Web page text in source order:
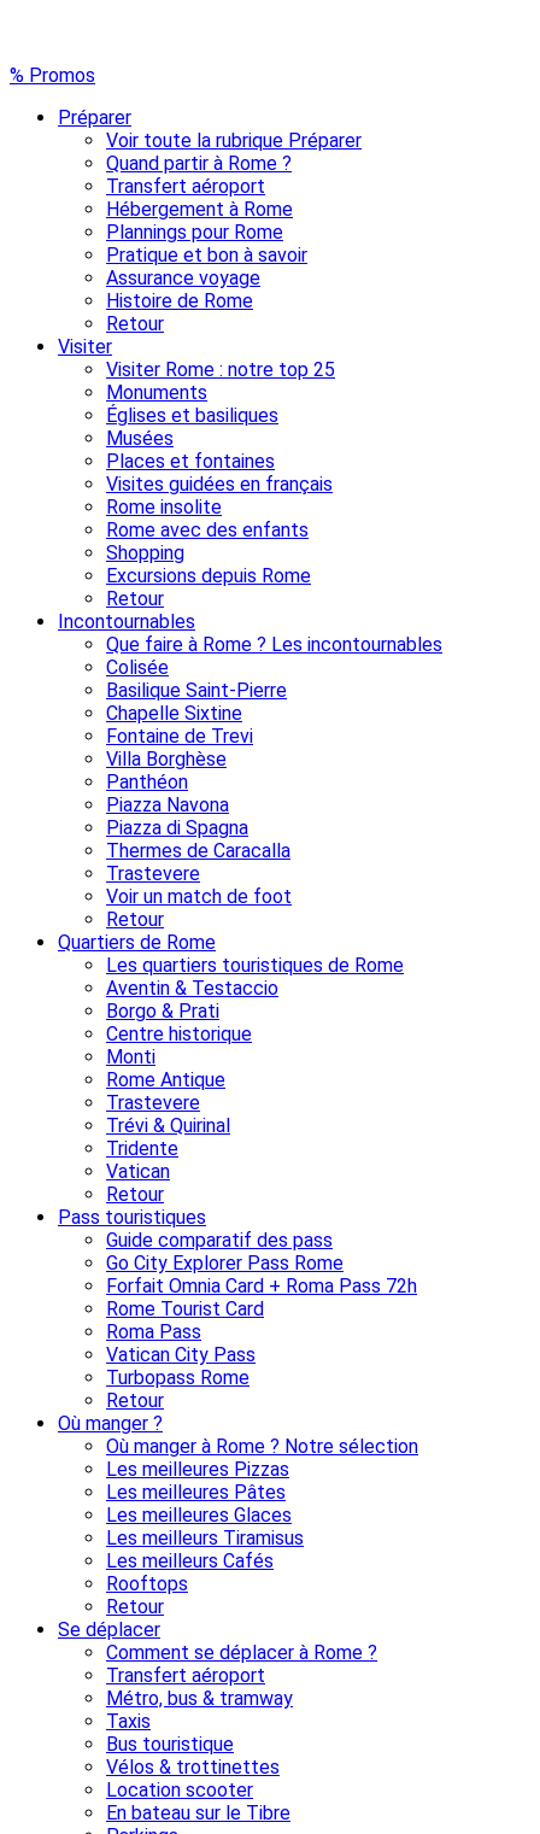
% Promos
Préparer
Voir toute la rubrique Préparer
Quand partir à Rome ?
Transfert aéroport
Hébergement à Rome
Plannings pour Rome
Pratique et bon à savoir
Assurance voyage
Histoire de Rome
Retour
Visiter
Visiter Rome : notre top 25
Monuments
Églises et basiliques
Musées
Places et fontaines
Visites guidées en français
Rome insolite
Rome avec des enfants
Shopping
Excursions depuis Rome
Retour
Incontournables
Que faire à Rome ? Les incontournables
Colisée
Basilique Saint-Pierre
Chapelle Sixtine
Fontaine de Trevi
Villa Borghèse
Panthéon
Piazza Navona
Piazza di Spagna
Thermes de Caracalla
Trastevere
Voir un match de foot
Retour
Quartiers de Rome
Les quartiers touristiques de Rome
Aventin & Testaccio
Borgo & Prati
Centre historique
Monti
Rome Antique
Trastevere
Trévi & Quirinal
Tridente
Vatican
Retour
Pass touristiques
Guide comparatif des pass
Go City Explorer Pass Rome
Forfait Omnia Card + Roma Pass 72h
Rome Tourist Card
Roma Pass
Vatican City Pass
Turbopass Rome
Retour
Où manger ?
Où manger à Rome ? Notre sélection
Les meilleures Pizzas
Les meilleures Pâtes
Les meilleures Glaces
Les meilleurs Tiramisus
Les meilleurs Cafés
Rooftops
Retour
Se déplacer
Comment se déplacer à Rome ?
Transfert aéroport
Métro, bus & tramway
Taxis
Bus touristique
Vélos & trottinettes
Location scooter
En bateau sur le Tibre